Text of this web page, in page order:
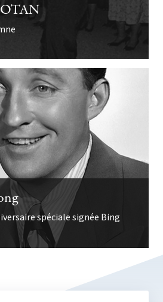
spéciale signée Bing